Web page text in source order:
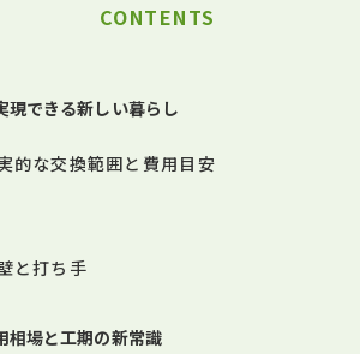
CONTENTS
現できる新しい暮らし
的な交換範囲と費用目安
と打ち手
相場と工期の新常識